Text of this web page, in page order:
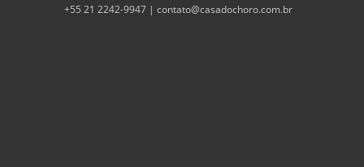
+55 21 2242-9947 | contato@casadochoro.com.br